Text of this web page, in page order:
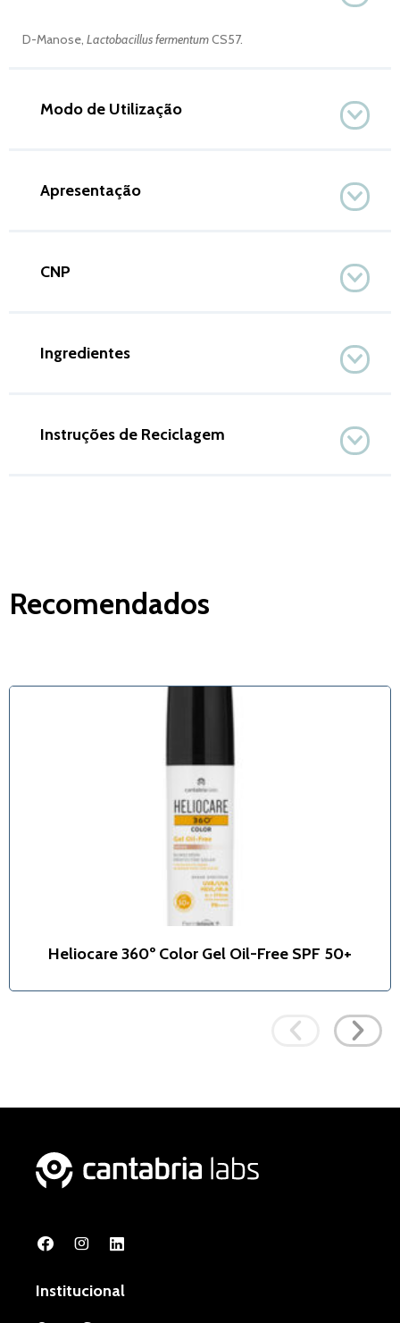
D-Manose, Lactobacillus fermentumCS57.
Modo de Utilização
Apresentação
CNP
Ingredientes
Instruções de Reciclagem
Recomendados
Heliocare 360º Color Gel Oil-Free SPF 50+
Institucional